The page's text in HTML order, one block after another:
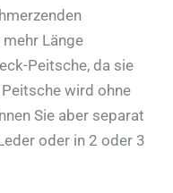
Länge
Peitsche, da sie
wird ohne
Sie aber separat
oder in 2 oder 3